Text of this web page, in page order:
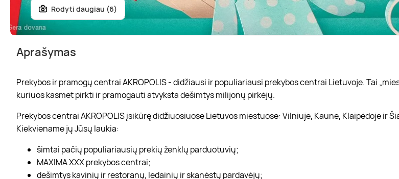
Rodyti daugiau (6)
Aprašymas
Prekybos ir pramogų centrai AKROPOLIS - didžiausi ir populiariausi prekybos centrai Lietuvoje. Tai
kuriuos kasmet pirkti ir pramogauti atvyksta dešimtys milijonų pirkėjų.
Prekybos centrai AKROPOLIS įsikūrę didžiuosiuose Lietuvos miestuose: Vilniuje, Kaune, Klaipėdoje ir
Kiekviename jų Jūsų laukia:
šimtai pačių populiariausių prekių ženklų parduotuvių;
MAXIMA XXX prekybos centrai;
dešimtys kavinių ir restoranų, ledainių ir skanėstų pardavėjų;